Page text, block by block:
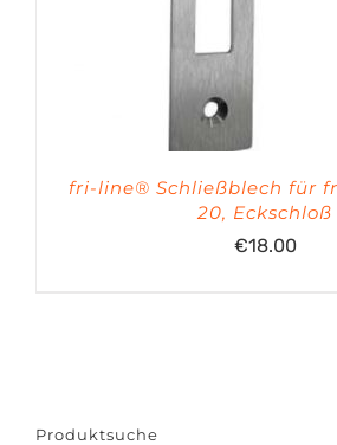
fri-line® Schließblech für
20, Eckschloß
€18.00
Produktsuche